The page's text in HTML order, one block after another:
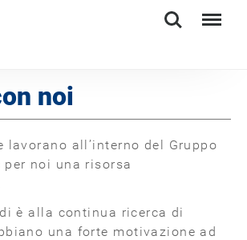
Search Menu
noi
lavorano all’interno del Gruppo
per noi una risorsa
è alla continua ricerca di
una forte motivazione ad